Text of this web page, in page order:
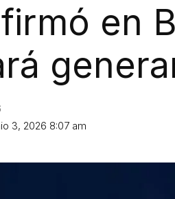
en
3, 2026 8:07 am